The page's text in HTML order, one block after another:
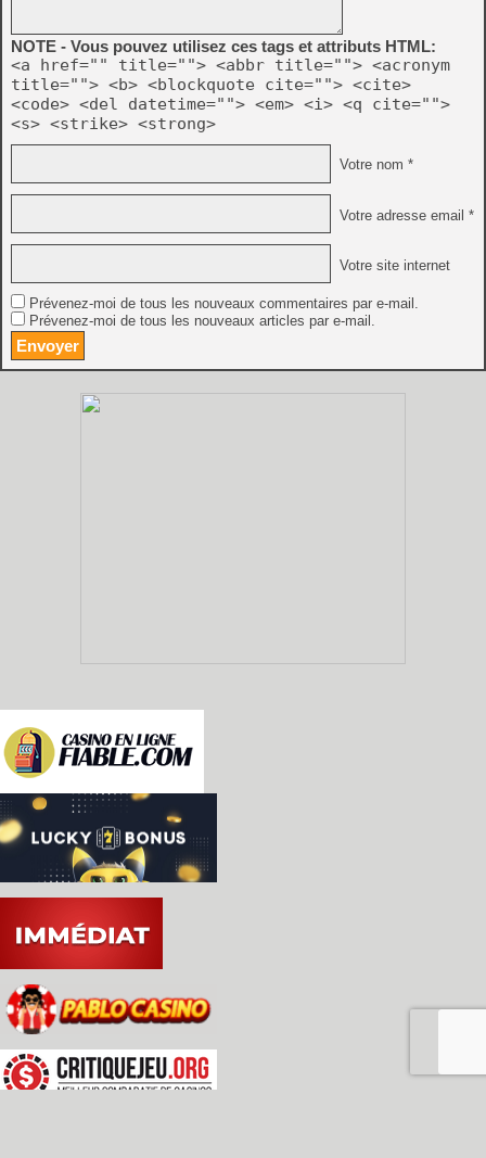
NOTE - Vous pouvez utilisez ces tags et attributs HTML:
<a href="" title=""> <abbr title=""> <acronym
title=""> <b> <blockquote cite=""> <cite>
<code> <del datetime=""> <em> <i> <q cite="">
<s> <strike> <strong>
Votre nom *
Votre adresse email *
Votre site internet
Prévenez-moi de tous les nouveaux commentaires par e-mail.
Prévenez-moi de tous les nouveaux articles par e-mail.